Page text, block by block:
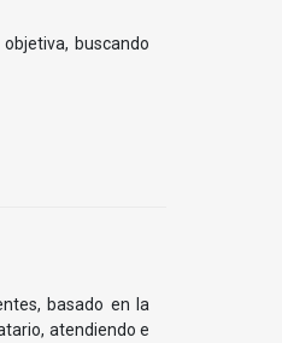
buscando
basado en la
atendiendo e